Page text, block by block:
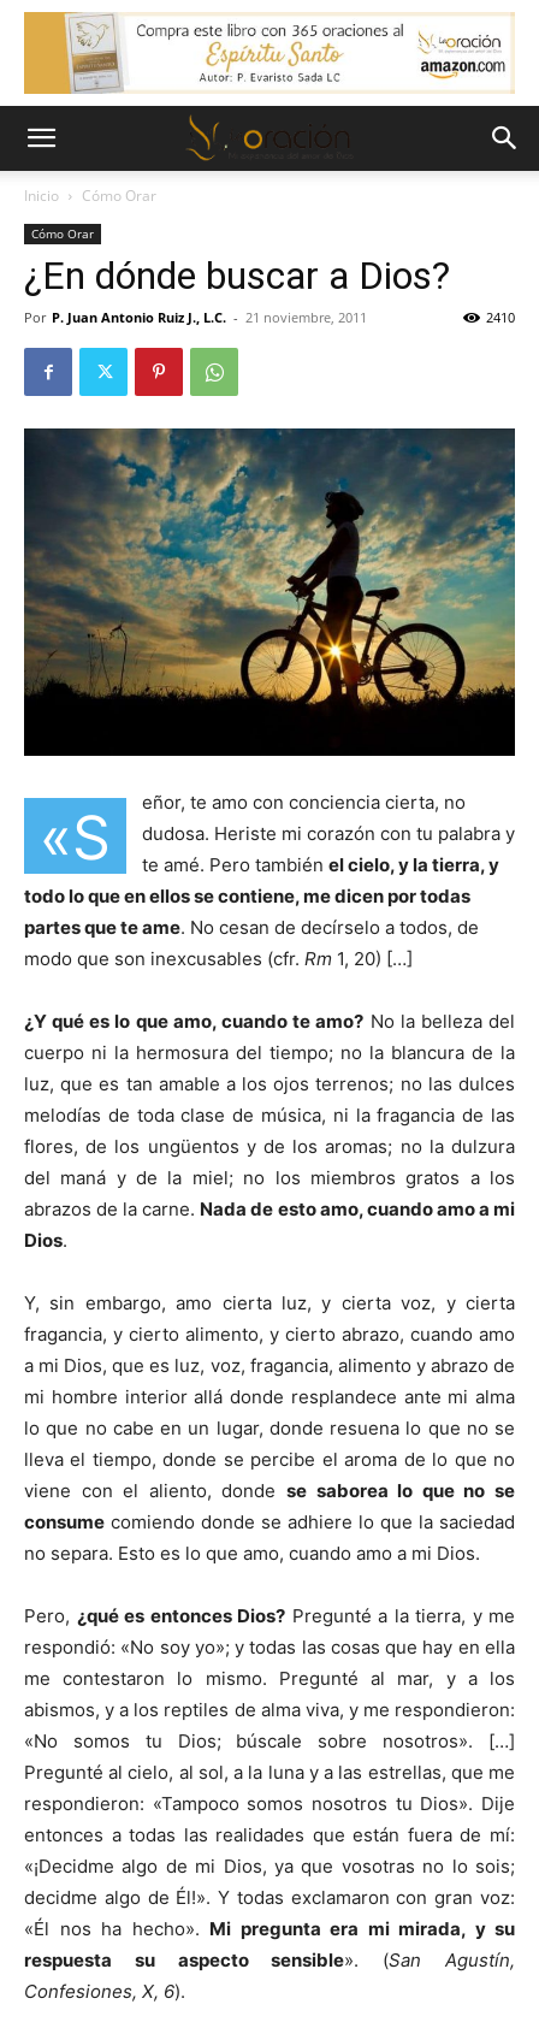
Inicio Cómo Orar
Cómo Orar
¿En dónde buscar a Dios?
Por P. Juan Antonio Ruiz J., L.C. - 21 noviembre, 2011 2410
«S
eñor, te amo con conciencia cierta, no
dudosa. Heriste mi corazón con tu palabra y
te amé. Pero también el cielo, y la tierra, y
todo lo que en ellos se contiene, me dicen por todas
partes que te ame. No cesan de decírselo a todos, de
modo que son inexcusables (cfr. Rm 1, 20) […]
¿Y qué es lo que amo, cuando te amo? No la belleza del
cuerpo ni la hermosura del tiempo; no la blancura de la
luz, que es tan amable a los ojos terrenos; no las dulces
melodías de toda clase de música, ni la fragancia de las
flores, de los ungüentos y de los aromas; no la dulzura
del maná y de la miel; no los miembros gratos a los
abrazos de la carne. Nada de esto amo, cuando amo a mi
Dios.
Y, sin embargo, amo cierta luz, y cierta voz, y cierta
fragancia, y cierto alimento, y cierto abrazo, cuando amo
a mi Dios, que es luz, voz, fragancia, alimento y abrazo de
mi hombre interior allá donde resplandece ante mi alma
lo que no cabe en un lugar, donde resuena lo que no se
lleva el tiempo, donde se percibe el aroma de lo que no
viene con el aliento, donde se saborea lo que no se
consume comiendo donde se adhiere lo que la saciedad
no separa. Esto es lo que amo, cuando amo a mi Dios.
Pero, ¿qué es entonces Dios? Pregunté a la tierra, y me
respondió: «No soy yo»; y todas las cosas que hay en ella
me contestaron lo mismo. Pregunté al mar, y a los
abismos, y a los reptiles de alma viva, y me respondieron:
«No somos tu Dios; búscale sobre nosotros». […]
Pregunté al cielo, al sol, a la luna y a las estrellas, que me
respondieron: «Tampoco somos nosotros tu Dios». Dije
entonces a todas las realidades que están fuera de mí:
«¡Decidme algo de mi Dios, ya que vosotras no lo sois;
decidme algo de Él!». Y todas exclamaron con gran voz:
«Él nos ha hecho». Mi pregunta era mi mirada, y su
respuesta su aspecto sensible». (San Agustín,
Confesiones, X, 6).